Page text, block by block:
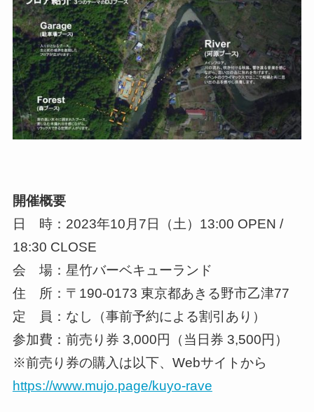
開催概要
日 時：2023年10月7日（土）13:00 OPEN /
18:30 CLOSE
会 場：星竹バーベキューランド
住 所：〒190-0173 東京都あきる野市乙津77
定 員：なし（事前予約による割引あり）
参加費：前売り券 3,000円（当日券 3,500円）
※前売り券の購入は以下、Webサイトから
https://www.mujo.page/kuyo-rave